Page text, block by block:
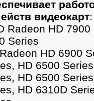
видеокарт:
Radeon HD
Series
HD 6900
HD 6500
HD 6500
HD 6310D